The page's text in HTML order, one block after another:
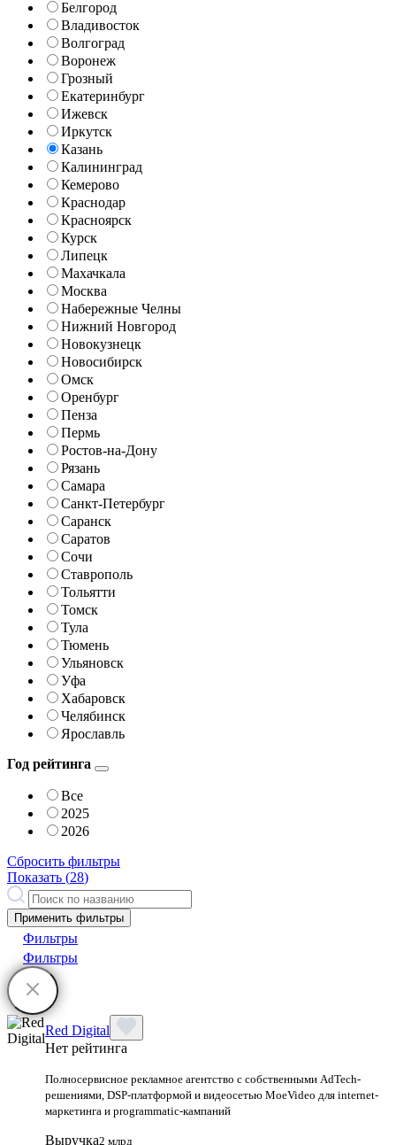
Белгород
Владивосток
Волгоград
Воронеж
Грозный
Екатеринбург
Ижевск
Иркутск
Казань
Калининград
Кемерово
Краснодар
Красноярск
Курск
Липецк
Махачкала
Москва
Набережные Челны
Нижний Новгород
Новокузнецк
Новосибирск
Омск
Оренбург
Пенза
Пермь
Ростов-на-Дону
Рязань
Самара
Санкт-Петербург
Саранск
Саратов
Сочи
Ставрополь
Тольятти
Томск
Тула
Тюмень
Ульяновск
Уфа
Хабаровск
Челябинск
Ярославль
Год рейтинга
Все
2025
2026
Сбросить фильтры
Показать (28)
Применить фильтры
Фильтры
Фильтры
Red Digital
Нет рейтинга
Полносервисное рекламное агентство с собственными AdTech-
решениями, DSP-платформой и видеосетью MoeVideo для internet-
маркетинга и programmatic-кампаний
Выручка2 млрд